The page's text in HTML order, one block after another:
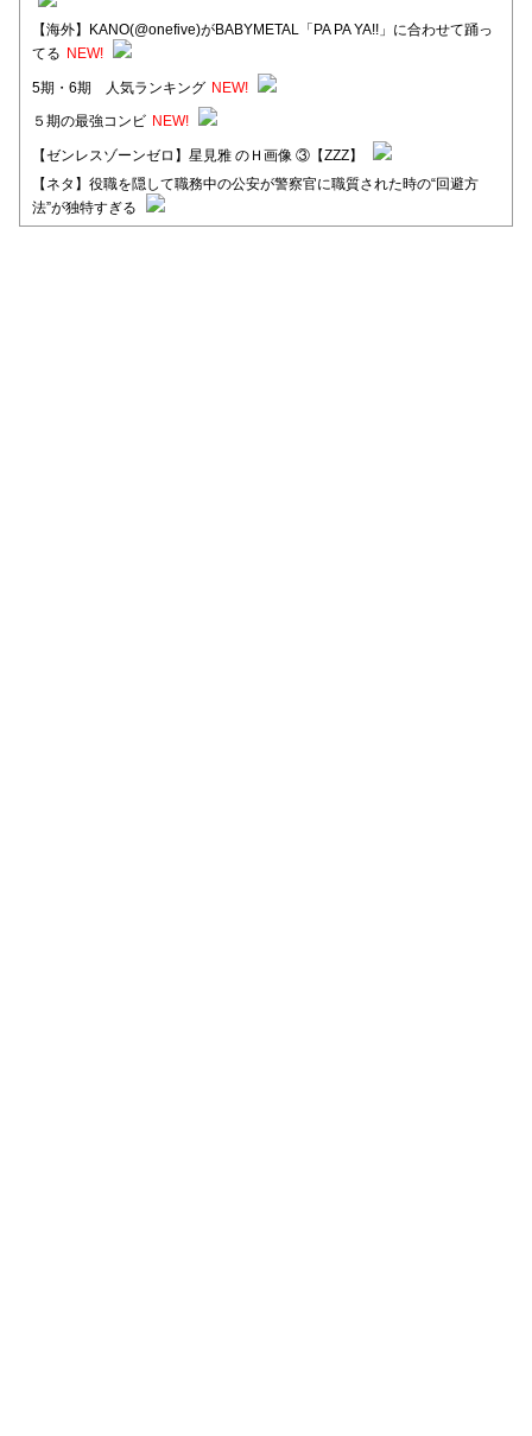
【海外】KANO(@onefive)がBABYMETAL「PA PA YA!!」に合わせて踊っ
てる NEW!
5期・6期 人気ランキング NEW!
５期の最強コンビ NEW!
【ゼンレスゾーンゼロ】星見雅 のＨ画像 ③【ZZZ】
【ネタ】役職を隠して職務中の公安が警察官に職質された時の“回避方
法”が独特すぎる